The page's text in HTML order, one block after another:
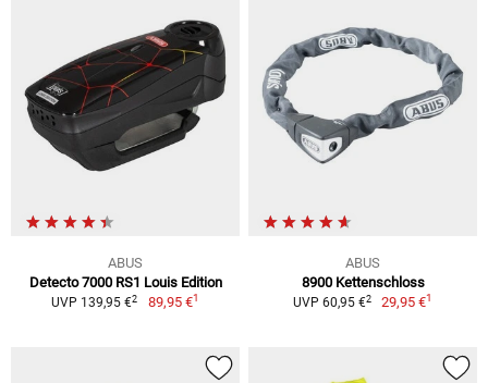
ABUS
Detecto 7000 RS1 Louis Edition
UVP 139,95 €2 89,95 €1
ABUS
8900 Kettenschloss
UVP 60,95 €2 29,95 €1